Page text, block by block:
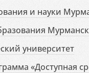
и науки
университет
«Доступная